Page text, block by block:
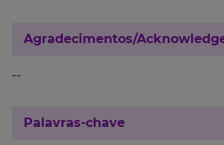
Agradecimentos/
--
Palavras-chave